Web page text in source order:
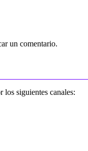
un comentario.
los siguientes canales: